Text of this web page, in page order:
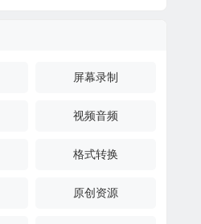
屏幕录制
视频音频
格式转换
原创资源